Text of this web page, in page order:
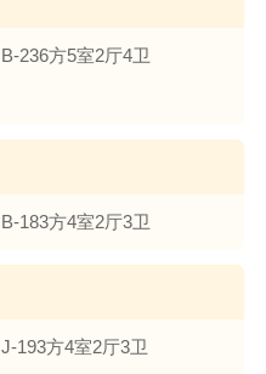
B-236方5室2厅4卫
B-183方4室2厅3卫
J-193方4室2厅3卫